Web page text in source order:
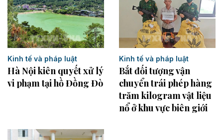
Kinh tế và pháp luật
Hà Nội kiên quyết xử lý
vi phạm tại hồ Đồng Đò
Kinh tế và pháp luật
Bắt đối tượng vận
chuyển trái phép hàng
trăm kilogram vật liệu
nổ ở khu vực biên giới